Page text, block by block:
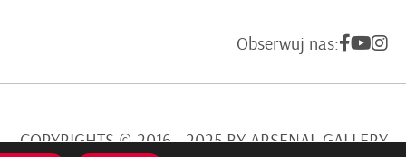
Obserwuj nas:
COPYRIGHTS © 2016 - 2025 BY ARSENAL GALLERY